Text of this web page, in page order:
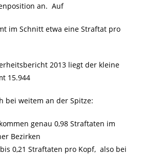
an. Auf
im Schnitt etwa eine Straftat pro
2013 liegt der kleine
15.944
bei weitem an der Spitze:
genau 0,98 Straftaten im
Bezirken
0,21 Straftaten pro Kopf, also bei